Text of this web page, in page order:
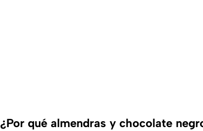
¿Por qué almendras y chocolate